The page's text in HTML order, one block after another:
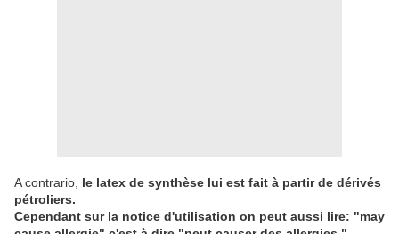
A contrario, le latex de synthèse lui est fait à partir de dérivés
pétroliers.
Cependant sur la notice d'utilisation on peut aussi lire: "may